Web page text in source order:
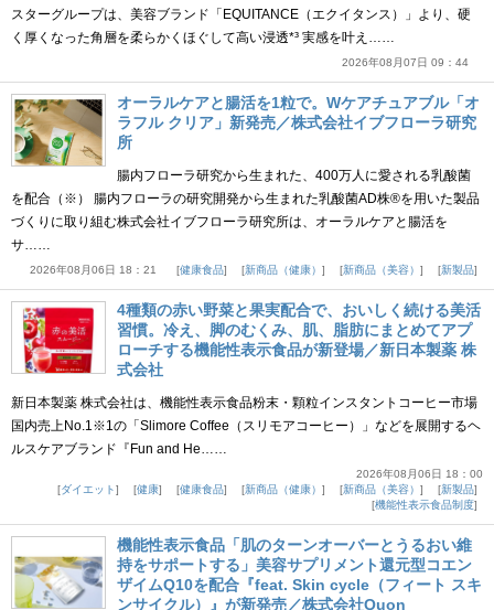
スターグループは、美容ブランド「EQUITANCE（エクイタンス）」より、硬
く厚くなった角層を柔らかくほぐして高い浸透*³ 実感を叶え……
2026年08月07日 09：44
オーラルケアと腸活を1粒で。Wケアチュアブル「オ
ラフル クリア」新発売／株式会社イブフローラ研究
所
腸内フローラ研究から生まれた、400万人に愛される乳酸菌
を配合（※） 腸内フローラの研究開発から生まれた乳酸菌AD株®を用いた製品
づくりに取り組む株式会社イブフローラ研究所は、オーラルケアと腸活を
サ……
2026年08月06日 18：21 健康食品 新商品（健康） 新商品（美容） 新製品
4種類の赤い野菜と果実配合で、おいしく続ける美活
習慣。冷え、脚のむくみ、肌、脂肪にまとめてアプ
ローチする機能性表示食品が新登場／新日本製薬 株
式会社
新日本製薬 株式会社は、機能性表示食品粉末・顆粒インスタントコーヒー市場
国内売上No.1※1の「Slimore Coffee（スリモアコーヒー）」などを展開するヘ
ルスケアブランド『Fun and He……
2026年08月06日 18：00
ダイエット
健康 健康食品 新商品（健康） 新商品（美容）
新製品
機能性表示食品制度
機能性表示食品「肌のターンオーバーとうるおい維
持をサポートする」美容サプリメント還元型コエン
ザイムQ10を配合『feat. Skin cycle（フィート スキ
ンサイクル）』が新発売／株式会社Quon